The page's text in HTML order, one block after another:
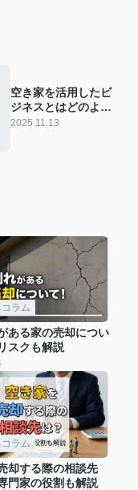
空き家を活用したビ
ジネスとはどのよう
なもの？成功のコツ
2025.11.13
ラム
ある家の売却につい
スクも解説
ラム
却する際の相談先
門家の役割も解説